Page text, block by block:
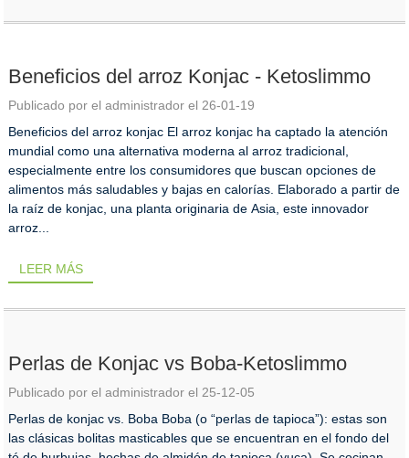
Beneficios del arroz Konjac - Ketoslimmo
Publicado por el administrador el 26-01-19
Beneficios del arroz konjac El arroz konjac ha captado la atención
mundial como una alternativa moderna al arroz tradicional,
especialmente entre los consumidores que buscan opciones de
alimentos más saludables y bajas en calorías. Elaborado a partir de
la raíz de konjac, una planta originaria de Asia, este innovador
arroz...
LEER MÁS
Perlas de Konjac vs Boba-Ketoslimmo
Publicado por el administrador el 25-12-05
Perlas de konjac vs. Boba Boba (o “perlas de tapioca”): estas son
las clásicas bolitas masticables que se encuentran en el fondo del